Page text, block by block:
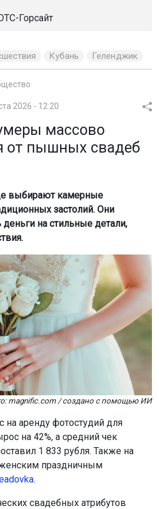
Горсайт
Кубань Геленджик
2026 - 12:20
массово
от пышных свадеб
выбирают камерные
застолий. Они
деньги на стильные детали,
magnific.com / создано с помощью ИИ
на аренду фотостудий для
на 42%, а средний чек
1 833 рубля. Также на
праздничным
.
свадебных атрибутов